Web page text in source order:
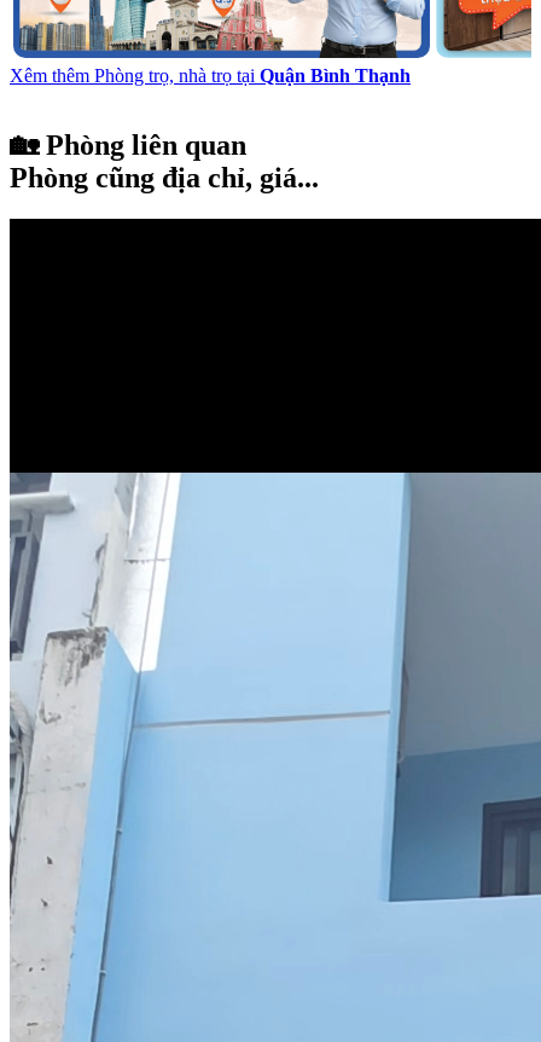
Xêm thêm Phòng trọ, nhà trọ tại Quận Bình Thạnh
🏡 Phòng liên quan
Phòng cũng địa chỉ, giá...